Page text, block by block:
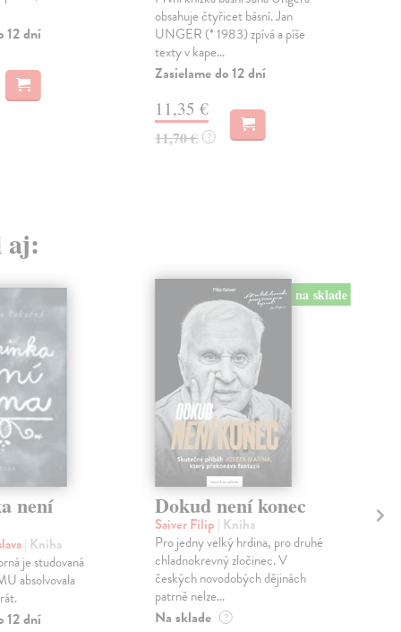
12 dní
obsahuje čtyřicet básní. Jan
UNGER (* 1983) zpívá a píše
texty v kape...
Zasielame do 12 dní
11,35 €
11,70 € ?
aj:
není
| Kniha
je studovaná
absolvovala
12 dní
na sklade
Dokud není konec
Saiver Filip | Kniha
Pro jedny velký hrdina, pro druhé
chladnokrevný zločinec. V
českých novodobých dějinách
patrně nelze...
Na sklade ?
V